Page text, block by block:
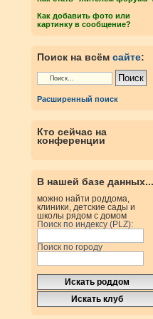
Как добавить фото или
картинку в сообщение?
Поиск на всём сайте:
Расширенный поиск
Кто сейчас на
конференции
В нашей базе данных...
можно найти роддома,
клиники, детские сады и
школы рядом с домом
Поиск по индексу (PLZ):
Поиск по городу